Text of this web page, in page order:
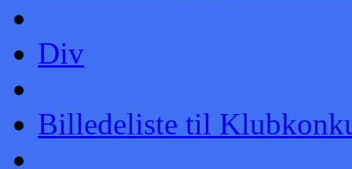
Div
Billedeliste til